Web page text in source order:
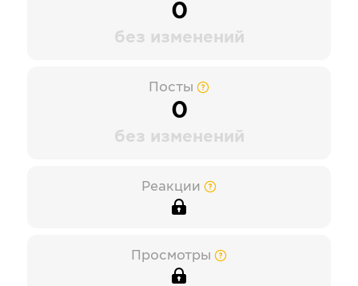
0
без изменений
Посты
0
без изменений
Реакции
Просмотры